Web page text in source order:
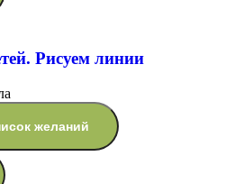
Рисуем линии
желаний